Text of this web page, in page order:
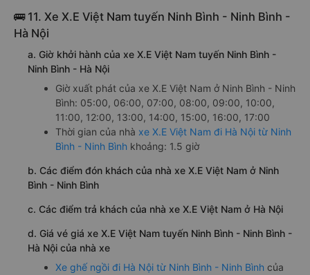
🚌 11. Xe X.E Việt Nam tuyến Ninh Bình - Ninh Bình -
Hà Nội
a. Giờ khởi hành của xe X.E Việt Nam tuyến Ninh Bình -
Ninh Bình - Hà Nội
Giờ xuất phát của xe X.E Việt Nam ở Ninh Bình - Ninh
Bình: 05:00, 06:00, 07:00, 08:00, 09:00, 10:00,
11:00, 12:00, 13:00, 14:00, 15:00, 16:00, 17:00
Thời gian của nhà xe X.E Việt Nam đi Hà Nội từ Ninh
Bình - Ninh Bình khoảng: 1.5 giờ
b. Các điểm đón khách của nhà xe X.E Việt Nam ở Ninh
Bình - Ninh Bình
c. Các điểm trả khách của nhà xe X.E Việt Nam ở Hà Nội
d. Giá vé giá xe X.E Việt Nam tuyến Ninh Bình - Ninh Bình -
Hà Nội của nhà xe
Xe ghế ngồi đi Hà Nội từ Ninh Bình - Ninh Bình của